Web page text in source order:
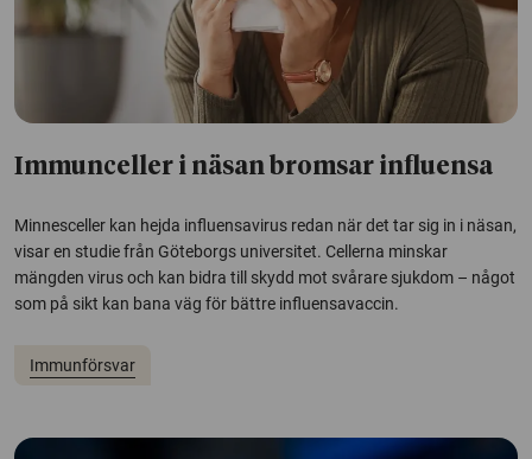
Immunceller i näsan bromsar influensa
Minnesceller kan hejda influensavirus redan när det tar sig in i näsan,
visar en studie från Göteborgs universitet. Cellerna minskar
mängden virus och kan bidra till skydd mot svårare sjukdom – något
som på sikt kan bana väg för bättre influensavaccin.
Immunförsvar